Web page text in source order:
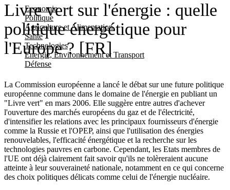
Economie
Politique
Agriculture et Alimentation
Santé
Technologies
Energie, Environnement et Transport
Défense
Livre vert sur l'énergie : quelle
politique énergétique pour
l'Europe ? [FR]
La Commission européenne a lancé le débat sur une future politique
européenne commune dans le domaine de l'énergie en publiant un
"Livre vert" en mars 2006. Elle suggère entre autres d'achever
l'ouverture des marchés européens du gaz et de l'électricité,
d'intensifier les relations avec les principaux fournisseurs d'énergie
comme la Russie et l'OPEP, ainsi que l'utilisation des énergies
renouvelables, l'efficacité énergétique et la recherche sur les
technologies pauvres en carbone. Cependant, les Etats membres de
l'UE ont déjà clairement fait savoir qu'ils ne tolèreraient aucune
atteinte à leur souveraineté nationale, notamment en ce qui concerne
des choix politiques délicats comme celui de l'énergie nucléaire.